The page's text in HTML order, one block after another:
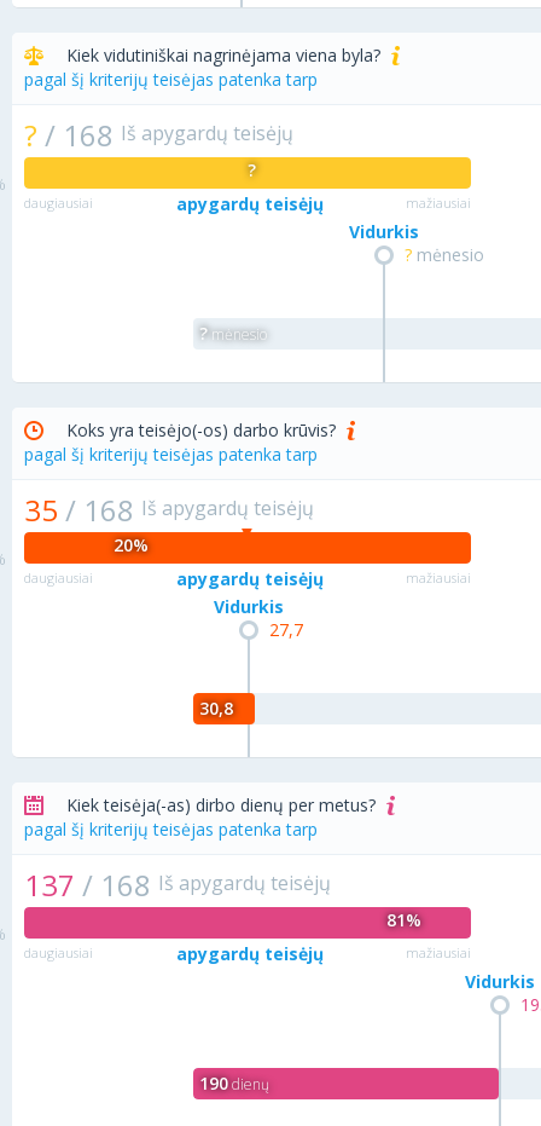
Kiek vidutiniškai nagrinėjama viena byla?
pagal šį kriterijų teisėjas patenka tarp
? / 168 Iš apygardų teisėjų
?
daugiausiai apygardų teisėjų mažiausiai
? mėnesio
Vidurkis
? mėnesio
Koks yra teisėjo(-os) darbo krūvis?
pagal šį kriterijų teisėjas patenka tarp
35 / 168 Iš apygardų teisėjų
20%
daugiausiai apygardų teisėjų mažiausiai
27,7
Vidurkis
30,8
Kiek teisėja(-as) dirbo dienų per metus?
pagal šį kriterijų teisėjas patenka tarp
137 / 168 Iš apygardų teisėjų
81%
daugiausiai apygardų teisėjų mažiausiai
Vidurkis
190dienų